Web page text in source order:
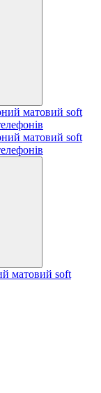
матовий soft